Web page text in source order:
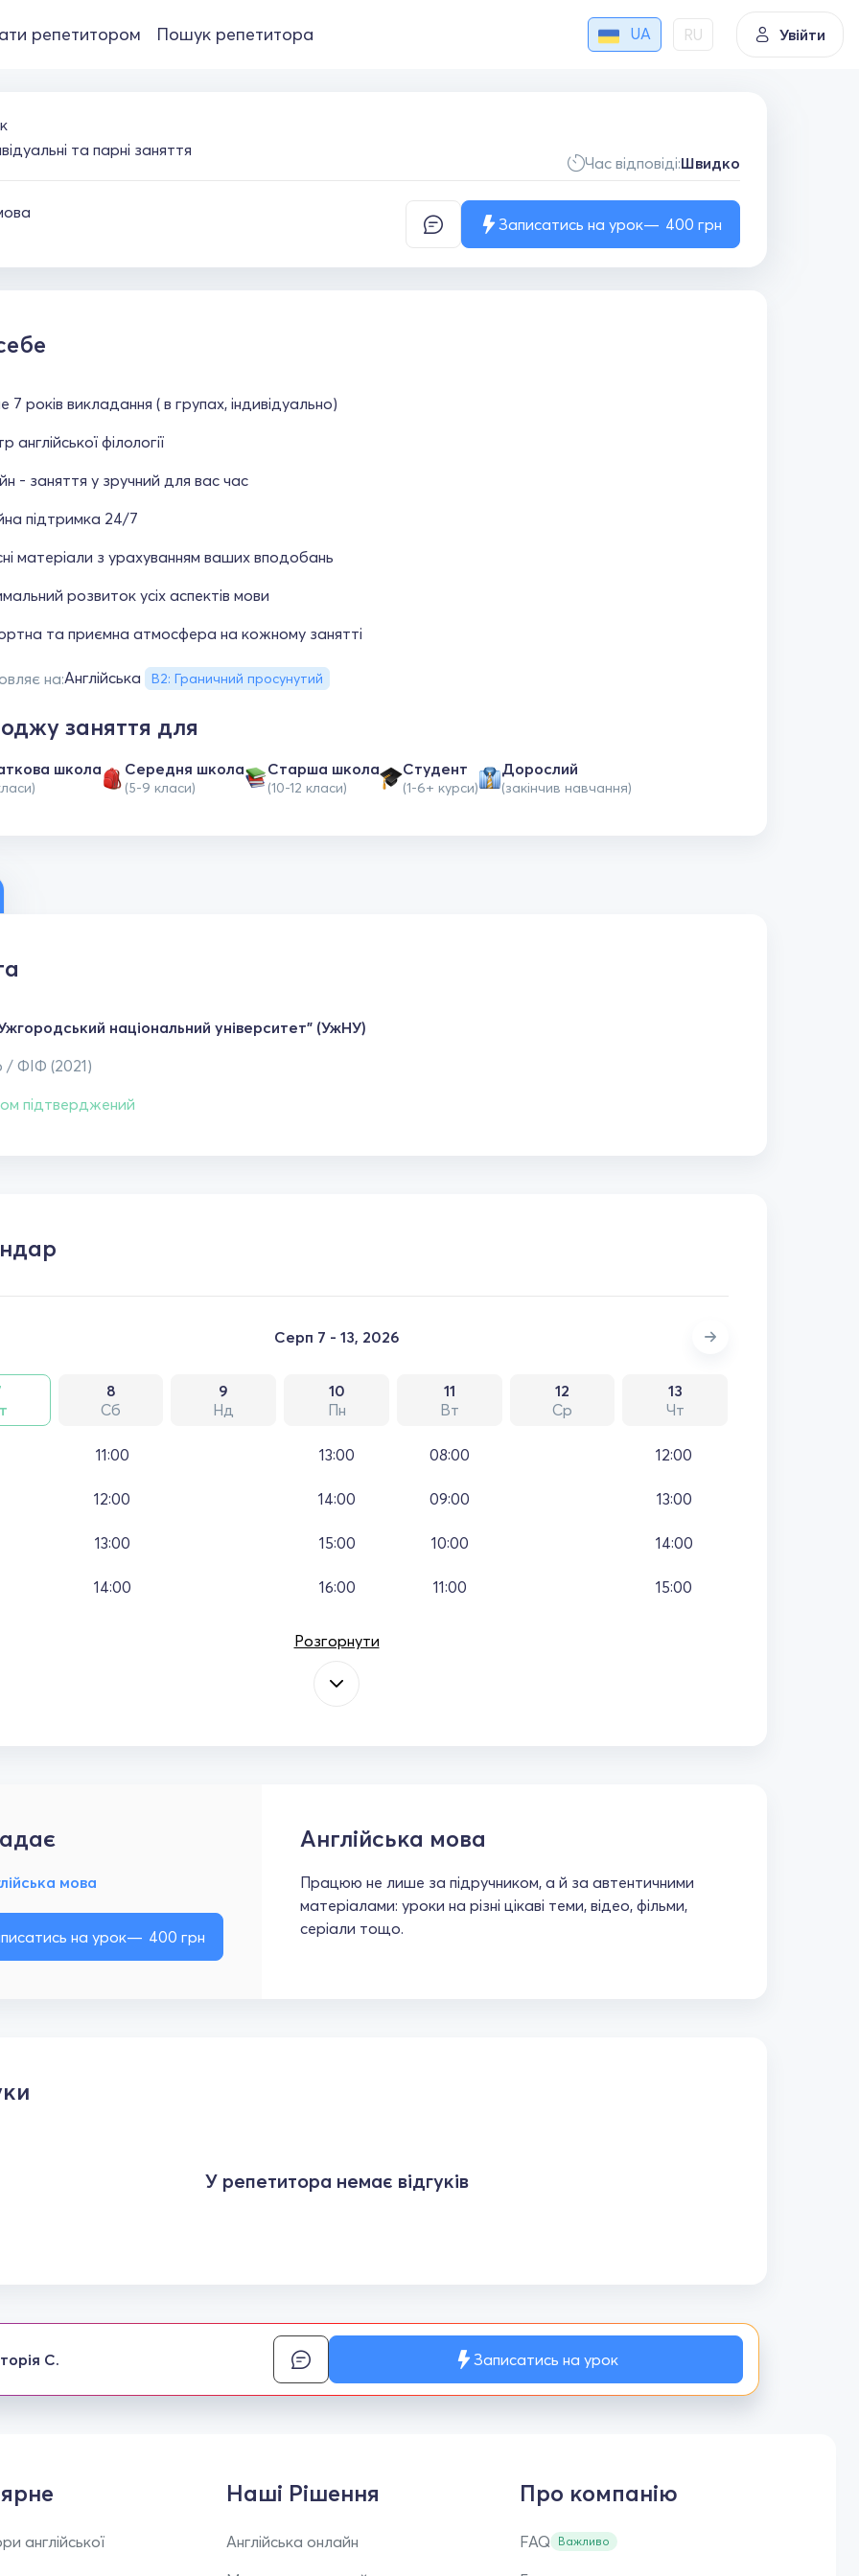
репетитором Пошук репетитора UA RU Увійти
та парні заняття
Час відповіді:Швидко
Записатись на урок 400 грн
7 років викладання ( в групах, індивідуально)
англійської філології
- заняття у зручний для вас час
підтримка 24/7
матеріали з урахуванням ваших вподобань
розвиток усіх аспектів мови
та приємна атмосфера на кожному занятті
на:Англійська B2: Граничний просунутий
заняття для
школа Середня школа
(5-9 класи)
Старша школа
(10-12 класи)
Студент
(1-6+ курси)
Дорослий
(закінчив навчання)
національний університет" (УжНУ)
/ ФІФ (2021)
підтверджений
Серп 7 - 13, 2026
8
Сб
9
Нд
10
Пн
11
Вт
12
Ср
13
Чт
11:00
12:00
13:00
14:00
13:00
14:00
15:00
16:00
08:00
09:00
10:00
11:00
12:00
13:00
14:00
15:00
Розгорнути
мова
на урок 400 грн
Англійська мова
Працюю не лише за підручником, а й за автентичними
матеріалами: уроки на різні цікаві теми, відео, фільми,
серіали тощо.
У репетитора немає відгуків
С. Записатись на урок
англійської
Наші Рішення
Англійська онлайн
Про компанію
FAQ Важливо